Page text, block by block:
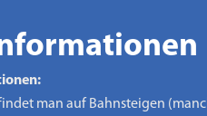
man auf Bahnsteigen